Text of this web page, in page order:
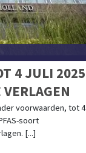
4 JULI 2025
voorwaarden, tot 4
soort
[...]